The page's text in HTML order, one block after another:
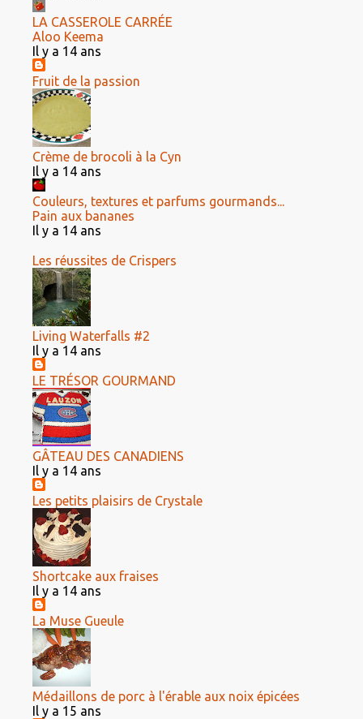
LA CASSEROLE CARRÉE
Aloo Keema
Il y a 14 ans
Fruit de la passion
Crème de brocoli à la Cyn
Il y a 14 ans
Couleurs, textures et parfums gourmands...
Pain aux bananes
Il y a 14 ans
Les réussites de Crispers
Living Waterfalls #2
Il y a 14 ans
LE TRÉSOR GOURMAND
GÂTEAU DES CANADIENS
Il y a 14 ans
Les petits plaisirs de Crystale
Shortcake aux fraises
Il y a 14 ans
La Muse Gueule
Médaillons de porc à l'érable aux noix épicées
Il y a 15 ans